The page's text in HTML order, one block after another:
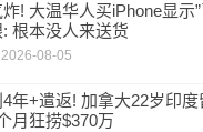
! 大温华人买iPhone显示
: 根本没人来送货
2026-08-05
4年+遣返! 加拿大22岁印度
月狂捞$370万